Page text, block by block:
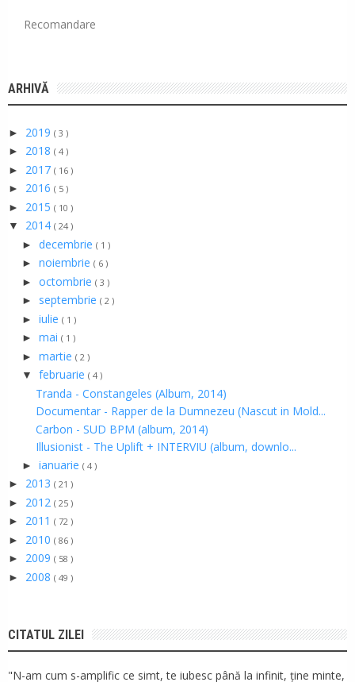
Recomandare
ARHIVĂ
► 2019 ( 3 )
► 2018 ( 4 )
► 2017 ( 16 )
► 2016 ( 5 )
► 2015 ( 10 )
▼ 2014 ( 24 )
► decembrie ( 1 )
► noiembrie ( 6 )
► octombrie ( 3 )
► septembrie ( 2 )
► iulie ( 1 )
► mai ( 1 )
► martie ( 2 )
▼ februarie ( 4 )
Tranda - Constangeles (Album, 2014)
Documentar - Rapper de la Dumnezeu (Nascut in Mold...
Carbon - SUD BPM (album, 2014)
Illusionist - The Uplift + INTERVIU (album, downlo...
► ianuarie ( 4 )
► 2013 ( 21 )
► 2012 ( 25 )
► 2011 ( 72 )
► 2010 ( 86 )
► 2009 ( 58 )
► 2008 ( 49 )
CITATUL ZILEI
"N-am cum s-amplific ce simt, te iubesc până la infinit, ține minte,